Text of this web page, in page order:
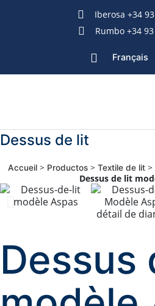
Iberosa +34
Rumbo +34
Français
Dessus de lit
Accueil> Productos> Textile de lit>
Dessus de lit
Dessus